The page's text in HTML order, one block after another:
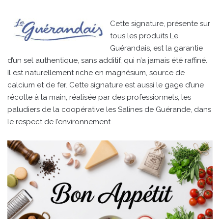
Cette signature, présente sur
tous les produits Le
Guérandais, est la garantie
d’un sel authentique, sans additif, qui n’a jamais été raffiné.
Il est naturellement riche en magnésium, source de
calcium et de fer. Cette signature est aussi le gage d’une
récolte à la main, réalisée par des professionnels, les
paludiers de la coopérative les Salines de Guérande, dans
le respect de l’environnement.